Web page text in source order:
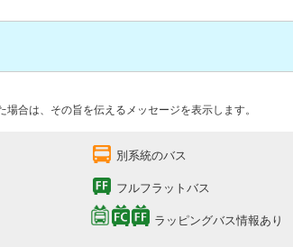
合は、その旨を伝えるメッセージを表示します。
別系統のバス
フルフラットバス
ラッピングバス情報あり